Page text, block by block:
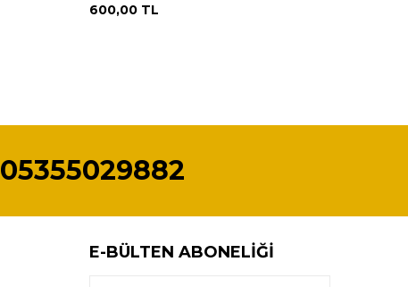
600,00 TL
05355029882
E-BÜLTEN ABONELIĞI